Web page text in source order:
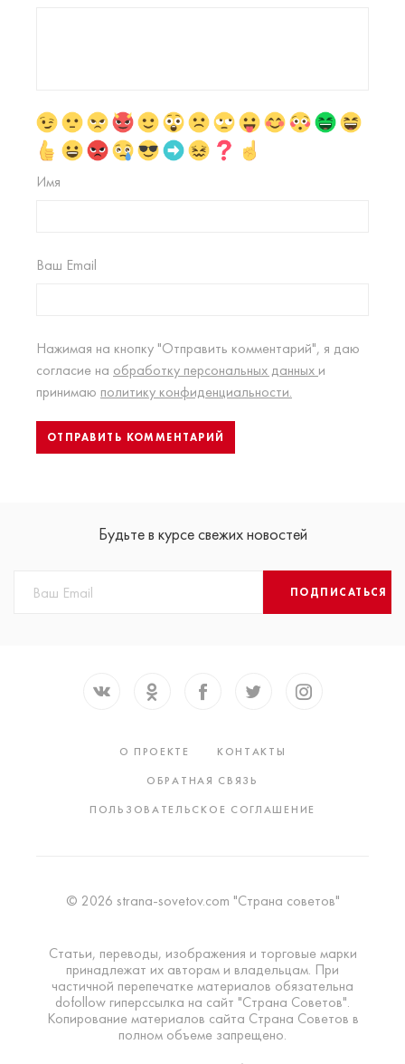
Имя
Ваш Email
Нажимая на кнопку "Отправить комментарий", я даю
согласие на обработку персональных данных и
принимаю политику конфиденциальности.
Будьте в курсе свежих новостей
ПОДПИСАТЬСЯ
О ПРОЕКТЕ
КОНТАКТЫ
ОБРАТНАЯ СВЯЗЬ
ПОЛЬЗОВАТЕЛЬСКОЕ СОГЛАШЕНИЕ
© 2026 strana-sovetov.com "Страна советов"
Статьи, переводы, изображения и торговые марки
принадлежат их авторам и владельцам. При
частичной перепечатке материалов обязательна
dofollow гиперссылка на сайт "Страна Советов".
Копирование материалов сайта Страна Советов в
полном объеме запрещено.